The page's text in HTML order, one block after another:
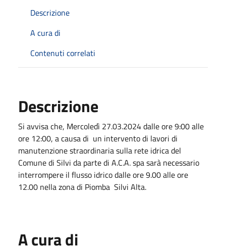
Descrizione
A cura di
Contenuti correlati
Descrizione
Si avvisa che, Mercoledì 27.03.2024 dalle ore 9:00 alle
ore 12:00, a causa di un intervento di lavori di
manutenzione straordinaria sulla rete idrica del
Comune di Silvi da parte di A.C.A. spa sarà necessario
interrompere il flusso idrico dalle ore 9.00 alle ore
12.00 nella zona di Piomba Silvi Alta.
A cura di